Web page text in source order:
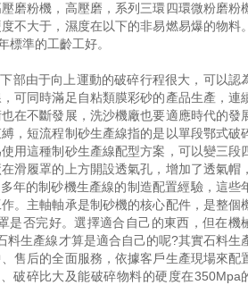
磨粉機，高壓磨，系列三環四環微粉磨粉
不大于，濕度在以下的非易燃易爆的物料
準的工齡工好。
部由于向上運動的破碎行程很大，可以認
可同時滿足自粘類膜彩砂的產品生產，連
在不斷發展，洗沙機廠也要適應時代的發
，短流程制砂生產線指的是以單段鄂式破
用這種制砂生產線配型方案，可以變三段
滑履罩的上方開設透氣孔，增加了透氣帽
年的制砂機生產線的制造配置經驗，這些
。主軸軸承是制砂機的核心配件，是整個
是否完好。選擇適合自己的東西，但在機
生產線才算是適合自己的呢?其實石料生
售后的全面服務，依據客戶生產現場來配
破碎比大及能破碎物料的硬度在350Mpa